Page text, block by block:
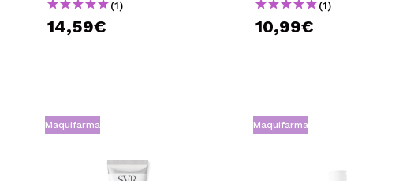
(1)
14,59€
(1)
10,99€
Maquifarma Maquifarma